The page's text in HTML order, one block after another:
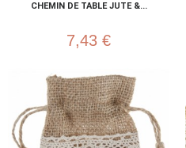
CHEMIN DE TABLE JUTE &...
7,43 €